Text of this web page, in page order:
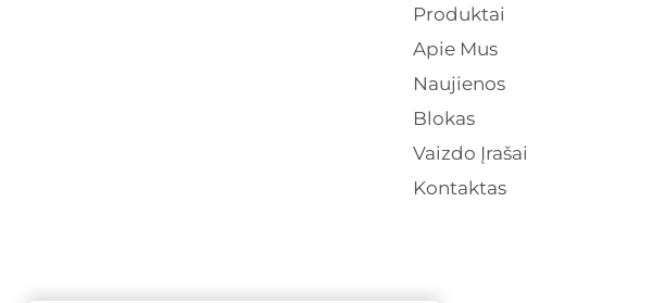
Produktai
Apie Mus
Naujienos
Blokas
Vaizdo Įrašai
Kontaktas